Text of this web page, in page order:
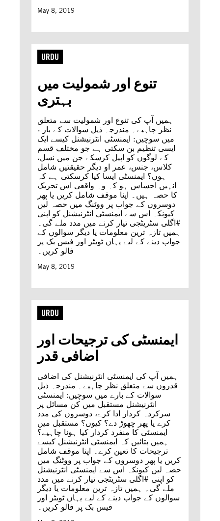
May 8, 2019
URDU
تنوع اور شمولیت میں
بہتری
ہمیں آپ کی تنوع اور شمولیت سے متعلق
نظر چاہیے۔ مندرجہ ذیل سوالات کے بارے
میں سوچیں: ایمنسٹی انٹرنیشنل کیسے ایک
ایسی تنظیم بن سکتی ہے جو مختلف قسم
کے لوگوں کو اپیل کرسکے جن میں نسل،
کلاس، جنس، عمر او دیگر حقیقتیں شامل
ہوں؟ ایمنسٹی ایسا کیا کرسکتی ہے کہ
انہیں احساس ہو کہ وہ واقعی اس تحریک
کا حصہ ہیں۔ اپنا موقف شامل کریں یا پھر
دوسروں کے جواب پر ووٹنگ میں حصہ لیں
کیونکہ اس سے ایمنسٹی انٹرنیشنل کو اپنی
#اگلی سٹریٹجی تیار کرنے میں مدد ملے گی۔
ہمیں تازہ ترین معلومات یا دیگر سوالوں کے
جواب دینے کے لیے یہاں ٹویٹر اور فیس بک پر
فالو کریں۔
May 8, 2019
URDU
ایمنسٹی کی ترجیحات اور
اضافی قدر
ہمیں آپ کی ایمنسٹی انٹرنیشنل کی اضافی
قدروں سے متعلق نظر چاہیے۔ مندرجہ ذیل
سوالات کے بارے میں سوچیں: ایمنسٹی
انٹرنیشنل مستقبل میں کن مسائل پر
سرکردہ کردار ادا کرے، دوسروں کی مدد
کرے یا پھر چھوڑ دے؟ کیوں؟ مستقبل میں
ایمنسٹی کا منفرد کردار کیا ہونا چاہیے؟
ہمیں بتائیں کہ ایمنسٹی انٹرنیشنل کیسے
ترجیحات کا تعین کرے۔ اپنا موقف شامل
کریں یا پھر دوسروں کے جواب پر ووٹنگ میں
حصہ لیں کیونکہ اس سے ایمنسٹی انٹرنیشنل
کو اپنی #اگلی سٹریٹجی تیار کرنے میں مدد
ملے گی۔ ہمیں تازہ ترین معلومات یا دیگر
سوالوں کے جواب دینے کے لیے یہاں ٹویٹر اور
فیس بک پر فالو کریں۔